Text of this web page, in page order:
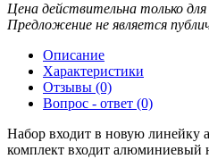
Цена действительна только
Предложение не является
Описание
Характеристики
Отзывы (0)
Вопрос - ответ (0)
Набор входит в новую линейку
комплект входит алюминиевый